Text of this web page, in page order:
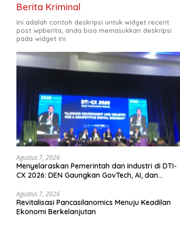
Berita Kriminal
Ini adalah contoh deskripsi untuk widget recent
post wpberita, anda bisa memasukkan deskripsi
pada widget ini.
Agustus 7, 2026
Menyelaraskan Pemerintah dan Industri di DTI-
CX 2026: DEN Gaungkan GovTech, AI, dan
Kompetitif
Agustus 7, 2026
Revitalisasi Pancasilanomics Menuju Keadilan
Ekonomi Berkelanjutan